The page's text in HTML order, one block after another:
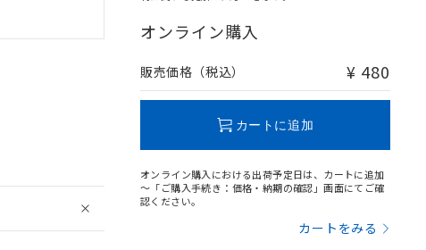
オンライン購入
販売価格（税込） ¥ 480
カートに追加
オンライン購入における出荷予定日は、カートに追加
～「ご購入手続き：価格・納期の確認」画面にてご確
認ください。
カートをみる